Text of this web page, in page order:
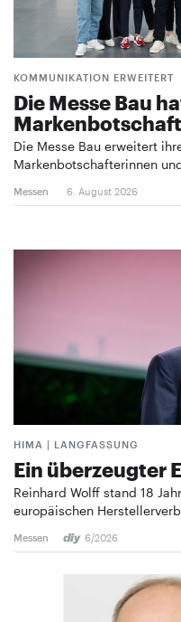
KOMMUNIKATION ERWEITERT
Die Messe Bau
Die Messe Bau erweitert
Markenbotschafterinnen
Messen 6. August 2026
HIMA | LANGFASSUNG
Ein überzeugter
Reinhard Wolff stand 18
europäischen
Messen 6/2026